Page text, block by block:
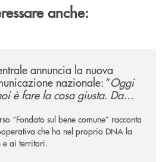
anche:
annuncia la nuova
nazionale: “Oggi
è fare la cosa giusta. Da
“Fondato sul bene comune” racconta
che ha nel proprio DNA la
e ai territori.